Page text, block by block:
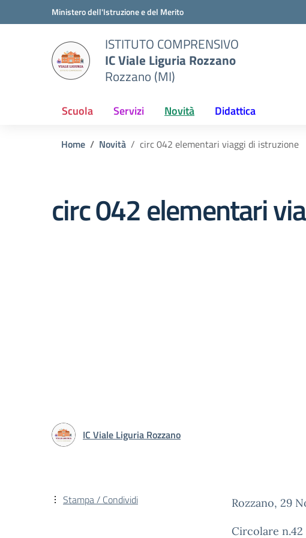
Vai ai contenuti
Vai al menu di navigazioneMinistero dell'Istruzione e del Merito
ISTITUTO COMPRENSIVO
IC Viale Liguria Rozzano
Rozzano (MI)
Scuola Servizi Novità Didattica
Home Novità circ 042 elementari viaggi di istruzione
circ 042 elementari
IC Viale Liguria Rozzano
Rozzano, 29
Circolare n.42
Stampa / Condividi